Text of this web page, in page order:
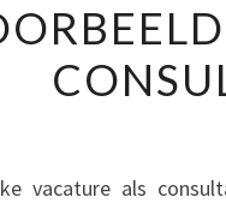
vacature als